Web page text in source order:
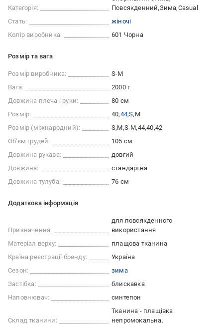
Категорія:
Повсякденний Зима Casual
Стать:
жіночі
Колір виробника:
601 Чорна
Розмір та вага
Розмір виробника:
S-M
Вага:
2000 г
Довжина плеча і руки:
80 см
Розмір:
40 44 S M
Розмір (міжнародний):
S M S-M 44 40 42
Об'єм грудей:
105 см
Довжина рукава:
довгий
Довжина:
стандартна
Довжина тулуба:
76 см
Додаткова інформація
Призначення:
для повсякденного
використання
Матеріал верху:
плащова тканина
Країна реєстрації бренду:
Україна
Сезон:
зима
Застібка:
блискавка
Наповнювач:
синтепон
Склад тканини:
Тканина - плащівка
непромокальна.